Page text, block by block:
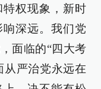
权现象，新时
深远。我们党
面临的“四大考
从严治党永远在